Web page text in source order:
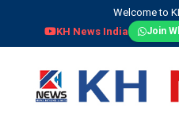
Welcome to
KH News India
Join